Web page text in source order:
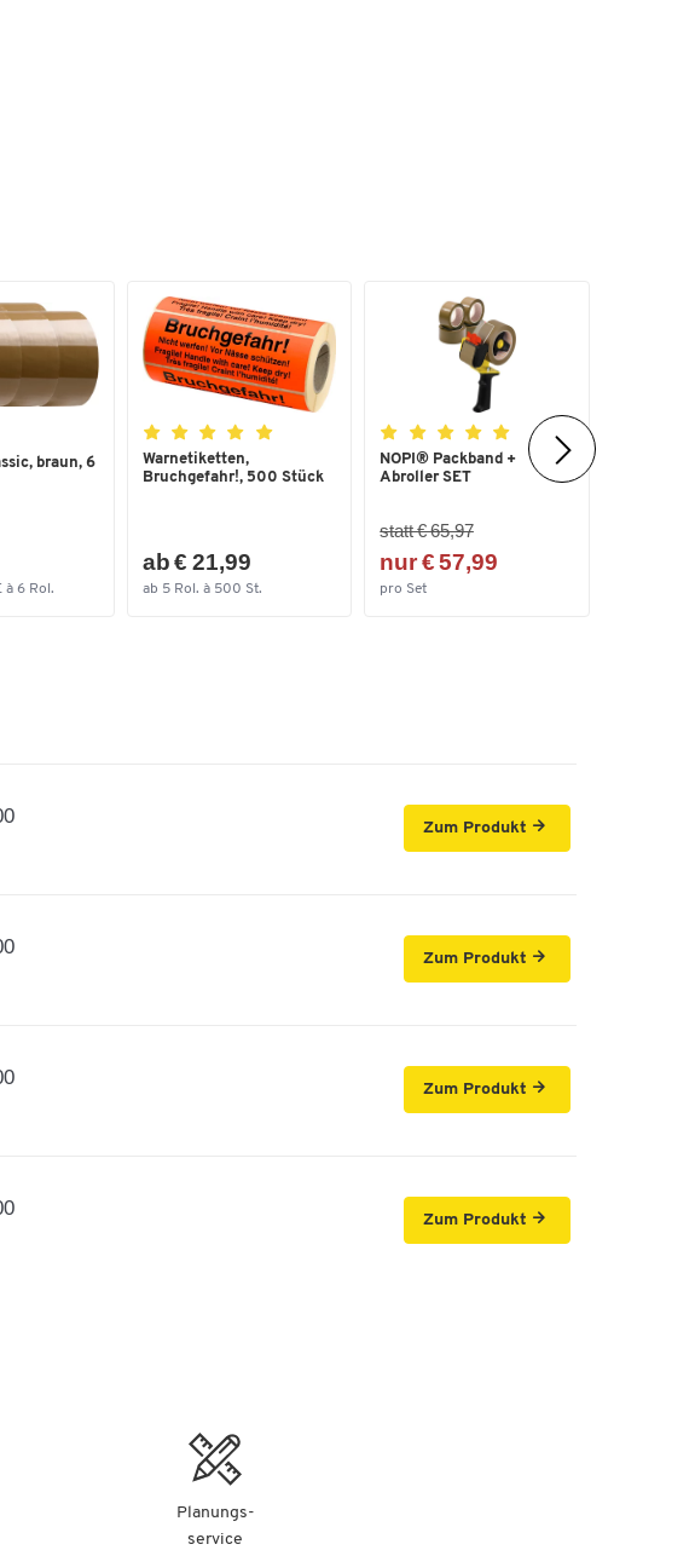
braun, 6
à 6 Rol.
Warnetiketten,
Bruchgefahr!, 500 Stück
ab € 21,99
ab 5 Rol. à 500 St.
NOPI® Packband +
Abroller SET
statt € 65,97
nur € 57,99
pro Set
Zum Produkt
Zum Produkt
Zum Produkt
Zum Produkt
Planungs-
service